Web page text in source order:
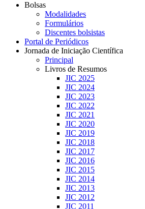
Bolsas
Modalidades
Formulários
Discentes bolsistas
Portal de Periódicos
Jornada de Iniciação Científica
Principal
Livros de Resumos
JIC 2025
JIC 2024
JIC 2023
JIC 2022
JIC 2021
JIC 2020
JIC 2019
JIC 2018
JIC 2017
JIC 2016
JIC 2015
JIC 2014
JIC 2013
JIC 2012
JIC 2011